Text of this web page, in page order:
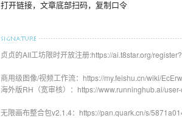
打开链接，文章底部扫码，复制口令
贞贞的AII工坊限时开放注册:https://ai.t8star.org/
商用级图像/视频工作流：https://my.feishu.cn/wiki/
海外版RH（宽审核）：https://www.runninghub.ai/
无限画布整合包v2.1.4：https://pan.quark.cn/s/